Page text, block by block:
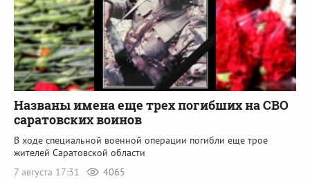
Названы имена еще трех погибших на СВО
саратовских воинов
В ходе специальной военной операции погибли еще трое
жителей Саратовской области
7 августа 17:31
4065